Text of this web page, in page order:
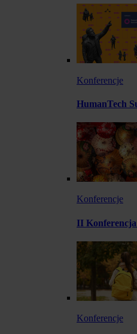
Konferencje
HumanTech
Konferencje
II
Konferencje